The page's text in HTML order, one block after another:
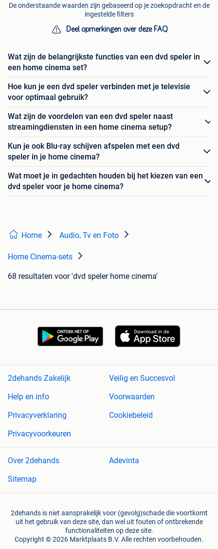
De onderstaande waarden zijn gebaseerd op je zoekopdracht en de
ingestelde filters
Deel opmerkingen over deze FAQ
Wat zijn de belangrijkste functies van een dvd speler in
een home cinema set?
Hoe kun je een dvd speler verbinden met je televisie
voor optimaal gebruik?
Wat zijn de voordelen van een dvd speler naast
streamingdiensten in een home cinema setup?
Kun je ook Blu-ray schijven afspelen met een dvd
speler in je home cinema?
Wat moet je in gedachten houden bij het kiezen van een
dvd speler voor je home cinema?
Home Audio, Tv en Foto
Home Cinema-sets
68 resultaten voor 'dvd speler home cinema'
2dehands Zakelijk
Veilig en Succesvol
Help en info
Voorwaarden
Privacyverklaring
Cookiebeleid
Privacyvoorkeuren
Over 2dehands
Adevinta
Sitemap
2dehands is niet aansprakelijk voor (gevolg)schade die voortkomt
uit het gebruik van deze site, dan wel uit fouten of ontbrekende
functionaliteiten op deze site.
Copyright © 2026 Marktplaats B.V. Alle rechten voorbehouden.